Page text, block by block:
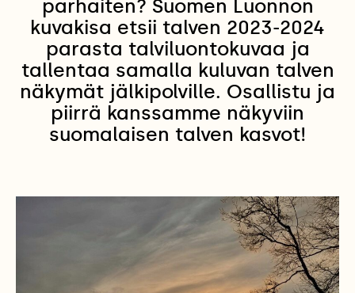
parhaiten? Suomen Luonnon
kuvakisa etsii talven 2023-2024
parasta talviluontokuvaa ja
tallentaa samalla kuluvan talven
näkymät jälkipolville. Osallistu ja
piirrä kanssamme näkyviin
suomalaisen talven kasvot!